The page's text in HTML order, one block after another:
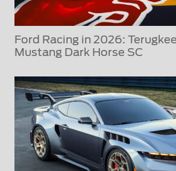
Ford Racing in 2026:
Mustang Dark Horse SC